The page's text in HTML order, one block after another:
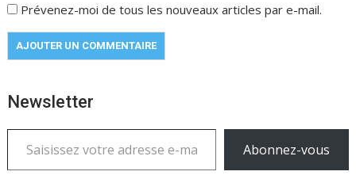
Prévenez-moi de tous les nouveaux articles par e-mail.
Newsletter
Saisissez votre adresse e-mail…
Abonnez-vous